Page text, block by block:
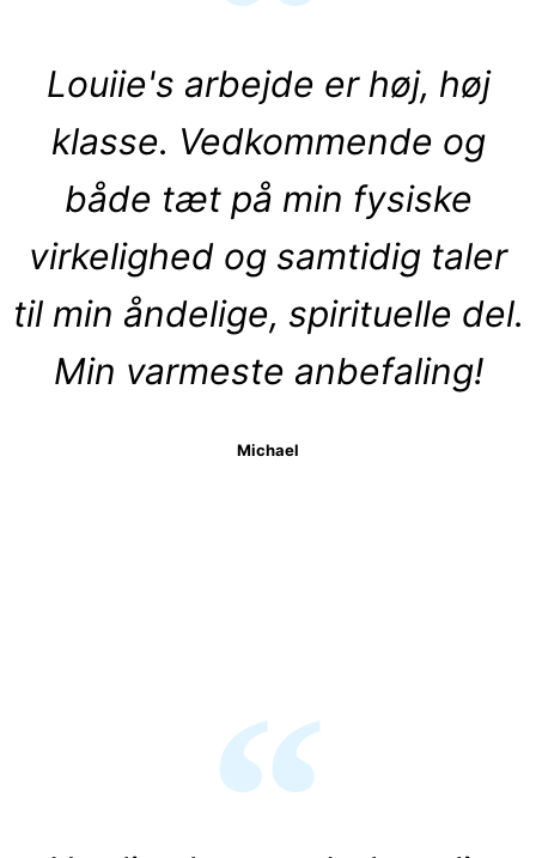
Louiie's arbejde er høj, høj
klasse. Vedkommende og
både tæt på min fysiske
virkelighed og samtidig taler
til min åndelige, spirituelle del.
Min varmeste anbefaling!
Michael